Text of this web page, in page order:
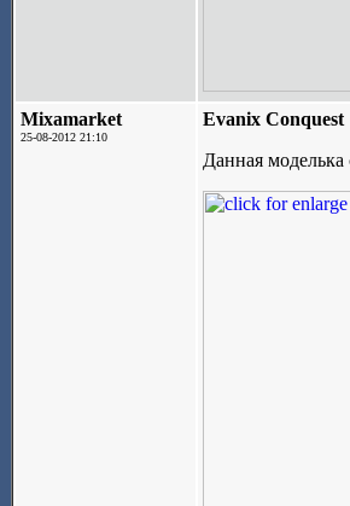
Mixamarket
25-08-2012 21:10
Evanix Conquest
Данная